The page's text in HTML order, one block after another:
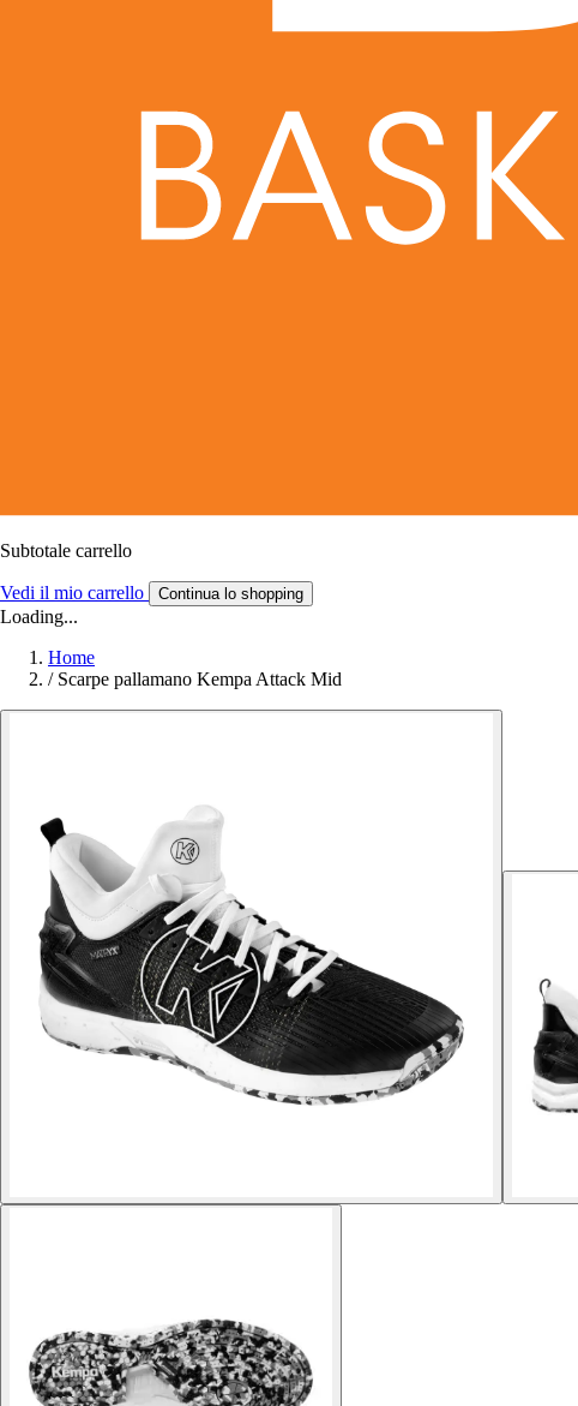
Subtotale carrello
Vedi il mio carrello Continua lo shopping
Loading...
Home
/ Scarpe pallamano Kempa Attack Mid